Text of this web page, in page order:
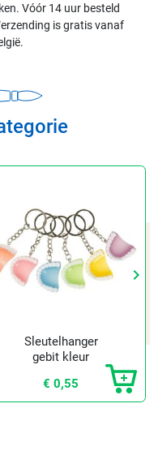
Vóór 14 uur besteld
is gratis vanaf
keyboard_arrow_right
Sleutelhanger
gebit kleur
€ 0,55